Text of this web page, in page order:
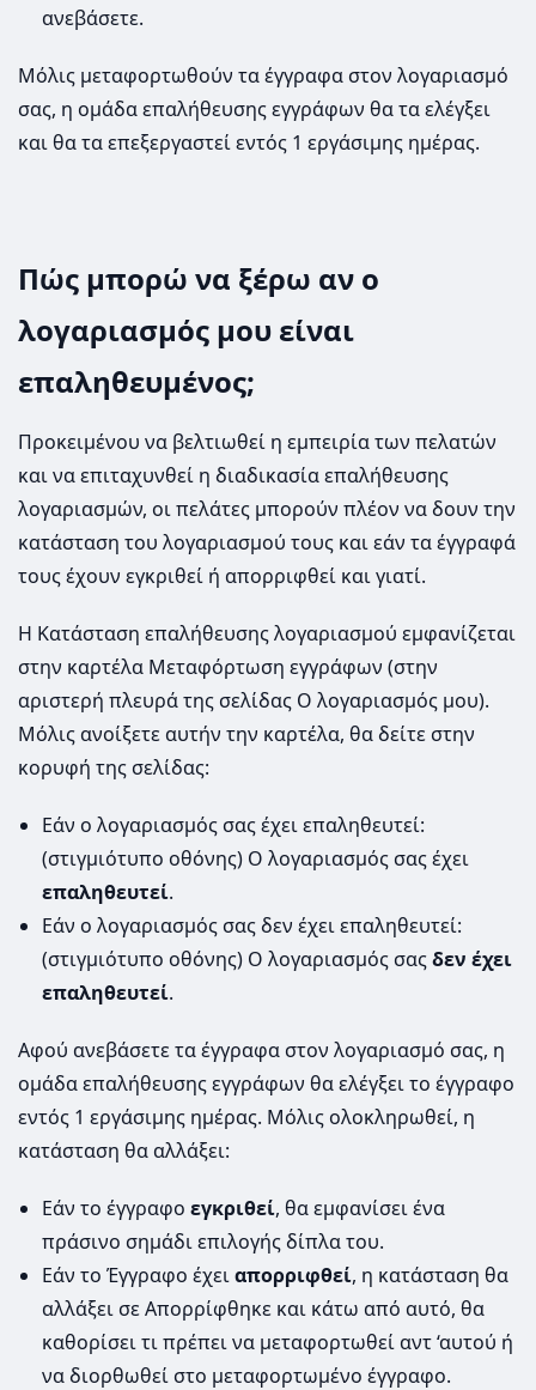
ανεβάσετε.
Μόλις μεταφορτωθούν τα έγγραφα στον λογαριασμό
σας, η ομάδα επαλήθευσης εγγράφων θα τα ελέγξει
και θα τα επεξεργαστεί εντός 1 εργάσιμης ημέρας.
Πώς μπορώ να ξέρω αν ο
λογαριασμός μου είναι
επαληθευμένος;
Προκειμένου να βελτιωθεί η εμπειρία των πελατών
και να επιταχυνθεί η διαδικασία επαλήθευσης
λογαριασμών, οι πελάτες μπορούν πλέον να δουν την
κατάσταση του λογαριασμού τους και εάν τα έγγραφά
τους έχουν εγκριθεί ή απορριφθεί και γιατί.
Η Κατάσταση επαλήθευσης λογαριασμού εμφανίζεται
στην καρτέλα Μεταφόρτωση εγγράφων (στην
αριστερή πλευρά της σελίδας Ο λογαριασμός μου).
Μόλις ανοίξετε αυτήν την καρτέλα, θα δείτε στην
κορυφή της σελίδας:
Εάν ο λογαριασμός σας έχει επαληθευτεί:
(στιγμιότυπο οθόνης) Ο λογαριασμός σας έχει
επαληθευτεί.
Εάν ο λογαριασμός σας δεν έχει επαληθευτεί:
(στιγμιότυπο οθόνης) Ο λογαριασμός σαςδεν έχει
επαληθευτεί.
Αφού ανεβάσετε τα έγγραφα στον λογαριασμό σας, η
ομάδα επαλήθευσης εγγράφων θα ελέγξει το έγγραφο
εντός 1 εργάσιμης ημέρας. Μόλις ολοκληρωθεί, η
κατάσταση θα αλλάξει:
Εάν το έγγραφο εγκριθεί, θα εμφανίσει ένα
πράσινο σημάδι επιλογής δίπλα του.
Εάν το Έγγραφο έχειαπορριφθεί, η κατάσταση θα
αλλάξει σε Απορρίφθηκε και κάτω από αυτό, θα
καθορίσει τι πρέπει να μεταφορτωθεί αντ ‘αυτού ή
να διορθωθεί στο μεταφορτωμένο έγγραφο.